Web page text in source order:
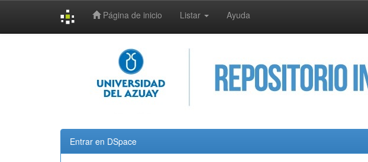
Página de inicio Listar Ayuda
Entrar en DSpace